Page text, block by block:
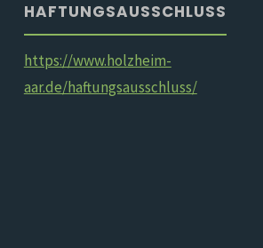
HAFTUNGSAUSSCHLUSS
https://www.holzheim-
aar.de/haftungsausschluss/